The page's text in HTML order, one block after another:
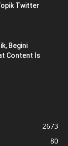
Twitter
Begini
Content Is
2673
80